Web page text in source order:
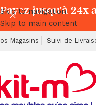
Skip to navigation
Skip to main content
Magasins Suivi de
Payez jusqu'à 24x